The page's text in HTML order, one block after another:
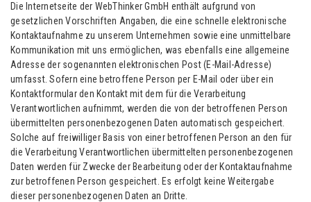
Die Internetseite der WebThinker GmbH enthält aufgrund von
gesetzlichen Vorschriften Angaben, die eine schnelle elektronische
Kontaktaufnahme zu unserem Unternehmen sowie eine unmittelbare
Kommunikation mit uns ermöglichen, was ebenfalls eine allgemeine
Adresse der sogenannten elektronischen Post (E-Mail-Adresse)
umfasst. Sofern eine betroffene Person per E-Mail oder über ein
Kontaktformular den Kontakt mit dem für die Verarbeitung
Verantwortlichen aufnimmt, werden die von der betroffenen Person
übermittelten personenbezogenen Daten automatisch gespeichert.
Solche auf freiwilliger Basis von einer betroffenen Person an den für
die Verarbeitung Verantwortlichen übermittelten personenbezogenen
Daten werden für Zwecke der Bearbeitung oder der Kontaktaufnahme
zur betroffenen Person gespeichert. Es erfolgt keine Weitergabe
dieser personenbezogenen Daten an Dritte.